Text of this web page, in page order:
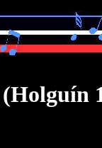
Holguín